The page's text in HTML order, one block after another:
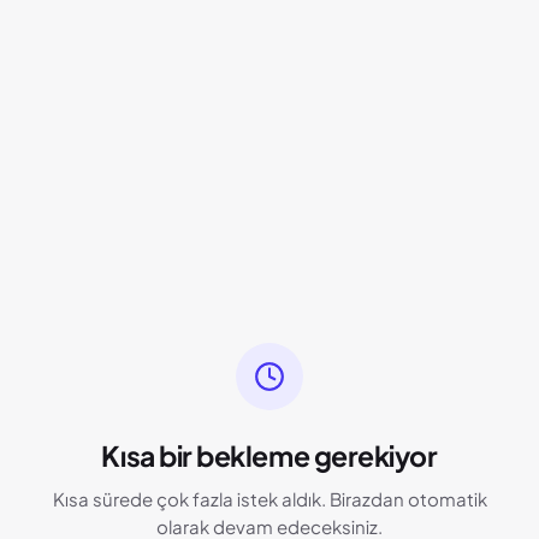
Kısa bir bekleme gerekiyor
Kısa sürede çok fazla istek aldık. Birazdan otomatik
olarak devam edeceksiniz.